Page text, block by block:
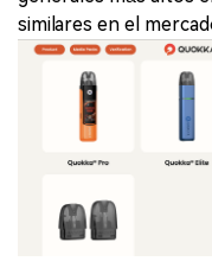
similares en el